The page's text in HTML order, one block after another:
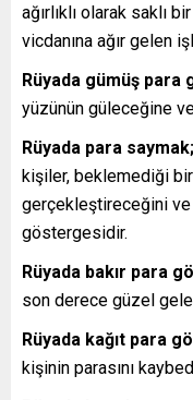
ağırlıklı olarak saklı
vicdanına ağır gelen
Rüyada gümüş para
yüzünün güleceğine
Rüyada para saymak;
kişiler, beklemediği
gerçekleştireceğini ve
göstergesidir.
Rüyada bakır para
son derece güzel
Rüyada kağıt para
kişinin parasını